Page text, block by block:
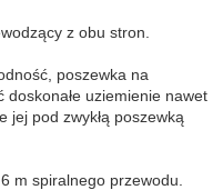
z obu stron.
poszewka na
uziemienie nawet
jej pod zwykłą poszewką
m spiralnego przewodu.